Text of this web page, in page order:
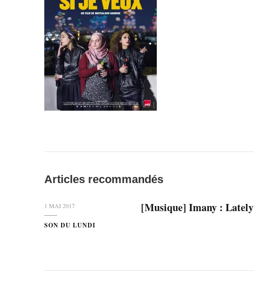
Articles recommandés
1 MAI 2017
SON DU LUNDI
[Musique] Imany : Lately